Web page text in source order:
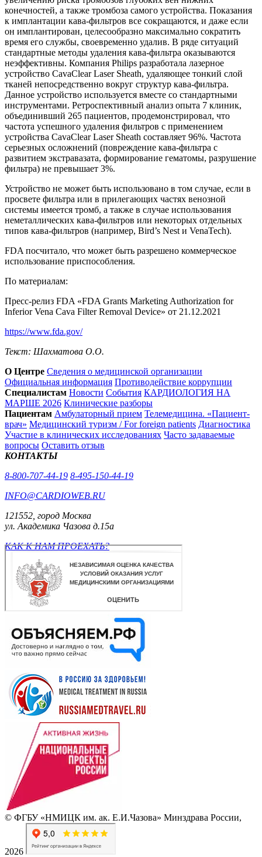
конечностей, а также тромбоза самого устройства. Показания
к имплантации кава-фильтров все сокращаются, и даже если
он имплантирован, целесообразно максимально сократить
время его службы, своевременно удалив. В ряде ситуаций
стандартные методы удаления кава-фильтра оказываются
неэффективны. Компания Philips разработала лазерное
устройство CavaClear Laser Sheath, удаляющее тонкий слой
тканей непосредственно вокруг структур кава-фильтра.
Данное устройство используется вместе со стандартными
инструментами. Ретроспективный анализ опыта 7 клиник,
объединивший 265 пациентов, продемонстрировал, что
частота успешного удаления фильтров с применением
устройства CavaClear Laser Sheath составляет 96%. Частота
серьезных осложнений (повреждение кава-фильтра с
развитием экстравазата, формирование гематомы, разрушение
фильтра) не превышает 3%.
Устройство не может быть использовано в том случае, если в
просвете фильтра или в прилегающих частях венозной
системы имеется тромб, а также в случае использования
неметаллических кава-фильтров или некоторых отдельных
типов кава-фильтров (например, Bird’s Nest и VenaTech).
FDA посчитало, что может быть разрешено коммерческое
использование приспособления.
По материалам:
Пресс-релиз FDA «FDA Grants Marketing Authorization for
Inferior Vena Cava Filter Removal Device» от 21.12.2021
https://www.fda.gov/
Текст: Шахматова О.О.
О Центре Сведения о медицинской организации
Официальная информация Противодействие коррупции
Специалистам Новости События КАРДИОЛОГИЯ НА
МАРШЕ 2026 Клинические разборы
Пациентам Амбулаторный прием Телемедицина. «Пациент-
врач» Медицинский туризм / For foreign patients Диагностика
Участие в клинических исследованиях Часто задаваемые
вопросы Оставить отзыв
КОНТАКТЫ
8-800-707-44-19 8-495-150-44-19
INFO@CARDIOWEB.RU
121552, город Москва
ул. Академика Чазова д.15а
КАК К НАМ ПРОЕХАТЬ?
© ФГБУ «НМИЦК им. ак. Е.И.Чазова» Минздрава России,
2026